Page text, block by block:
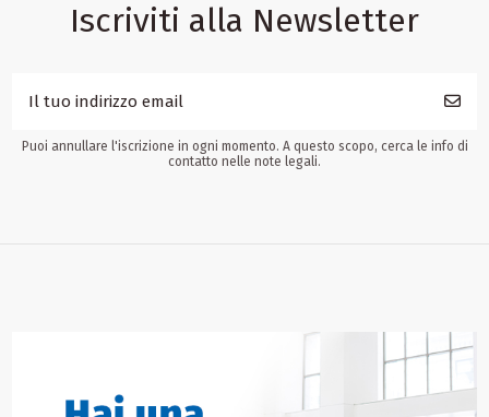
Iscriviti alla Newsletter
Puoi annullare l'iscrizione in ogni momento. A questo scopo, cerca le info di
contatto nelle note legali.